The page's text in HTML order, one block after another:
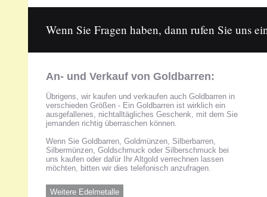
Wenn Sie Fragen haben, dann rufen Sie uns
An- und Verkauf von Goldbarren:
Übrigens, wir kaufen und verkaufen auch Goldbarren in
verschieden Größen - Ein Goldbarren ist wirklich ein
ausgefallenes, nichtalltägliches Geschenk, mit dem Sie
jemanden richtig überraschen können.
Wenn Sie Goldbarren, Goldmünzen, Silberbarren,
Silbermünzen, Goldschmuck oder Silberschmuck bei
uns kaufen oder dafür Ihr Altgold verrechnen lassen
möchten, bitten wir dies telefonisch anzufragen.
Weitere Edelmetalle